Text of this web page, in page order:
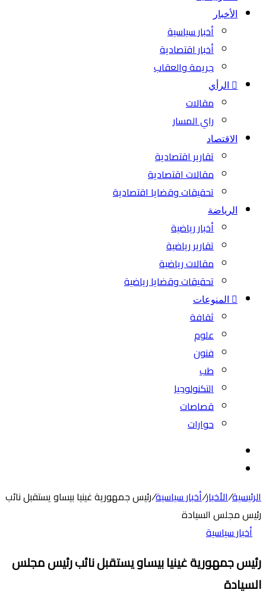
الأخبار
أخبار سياسية
أخبار اقتصادية
جريمة والعقاب
الرأي
مقالات
راي المسار
الاقتصاد
تقارير اقتصادية
مقالات اقتصادية
تحقيقات وقضايا اقتصادية
الرياضة
أخبار رياضية
تقارير رياضية
مقالات رياضية
تحقيقات وقضايا رياضية
المنوعات
ثقافة
علوم
فنون
طب
التكنولوجيا
قصاصات
حوارات
الرئيسية/الأخبار/أخبار سياسية/رئيس جمهورية غينيا بيساو يستقبل نائب
رئيس مجلس السيادة
أخبار سياسية
رئيس جمهورية غينيا بيساو يستقبل نائب رئيس مجلس
السيادة